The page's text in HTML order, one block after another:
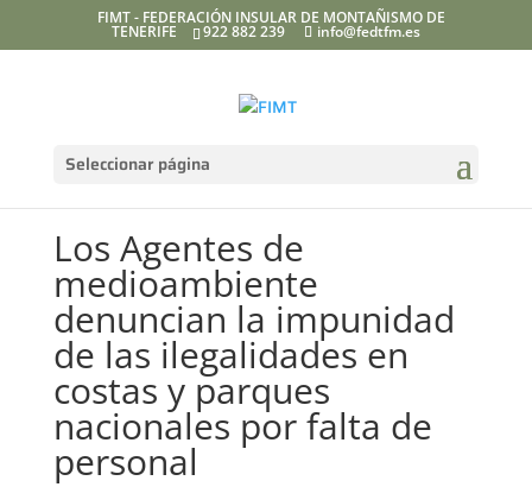
FIMT - FEDERACIÓN INSULAR DE MONTAÑISMO DE
TENERIFE 922 882 239 info@fedtfm.es
Seleccionar página
Los Agentes de
medioambiente
denuncian la impunidad
de las ilegalidades en
costas y parques
nacionales por falta de
personal